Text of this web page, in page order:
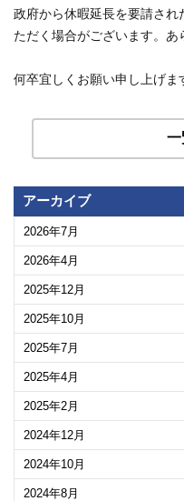
政府から休暇延長を要請さ
ただく場合がございます。あ
何卒宜しくお願い申し上げま
一
アーカイブ
2026年7月
2026年4月
2025年12月
2025年10月
2025年7月
2025年4月
2025年2月
2024年12月
2024年10月
2024年8月